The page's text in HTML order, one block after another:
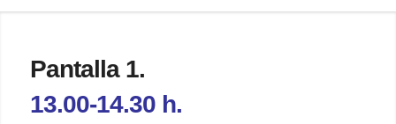
Pantalla 1.
13.00-14.30 h.